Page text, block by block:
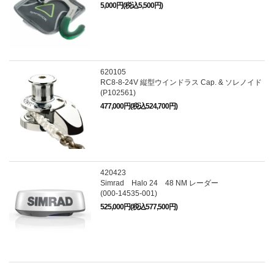
5,000円(税込5,500円)
620105
RC8-8-24V 縦型ウインドラス Cap. & ソレノイド
(P102561)
477,000円(税込524,700円)
420423
Simrad Halo 24 48 NM レーダー
(000-14535-001)
525,000円(税込577,500円)